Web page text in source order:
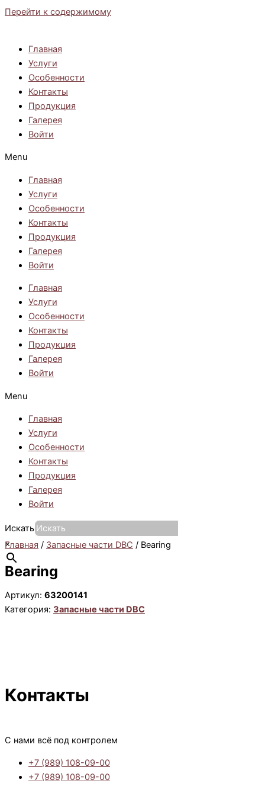
Перейти к содержимому
Главная
Услуги
Особенности
Контакты
Продукция
Галерея
Войти
Menu
Главная
Услуги
Особенности
Контакты
Продукция
Галерея
Войти
Главная
Услуги
Особенности
Контакты
Продукция
Галерея
Войти
Menu
Главная
Услуги
Особенности
Контакты
Продукция
Галерея
Войти
Искать
×
Главная / Запасные части DBC / Bearing
Bearing
Артикул: 63200141
Категория: Запасные части DBC
Контакты
С нами всё под контролем
+7 (989) 108-09-00
+7 (989) 108-09-00